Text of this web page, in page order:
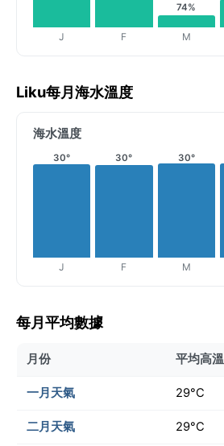
J F
74%
M
Liku每月海水溫度
海水溫度
30°
J
30°
F
30°
M
每月平均數據
月份 平均高溫
一月天氣 29°C
二月天氣 29°C